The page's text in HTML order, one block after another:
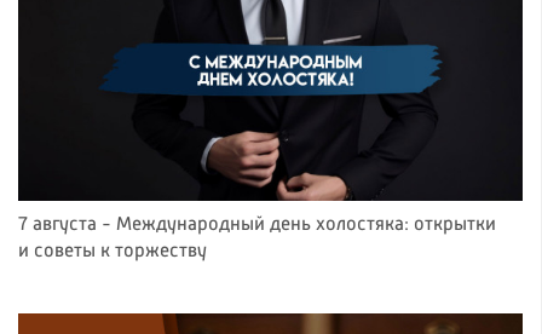
7 августа - Международный день холостяка: открытки
и советы к торжеству